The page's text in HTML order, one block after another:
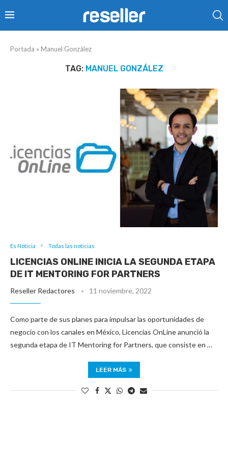
Portada » Manuel González
TAG: MANUEL GONZÁLEZ
Es Noticia Todas las noticias
LICENCIAS ONLINE INICIA LA SEGUNDA ETAPA
DE IT MENTORING FOR PARTNERS
Reseller Redactores 11 noviembre, 2022
Como parte de sus planes para impulsar las oportunidades de
negocio con los canales en México, Licencias OnLine anunció la
segunda etapa de IT Mentoring for Partners, que consiste en …
LEER MÁS